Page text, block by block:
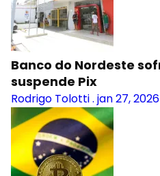
Banco do Nordeste
suspende Pix
Rodrigo Tolotti. jan 27, 2026